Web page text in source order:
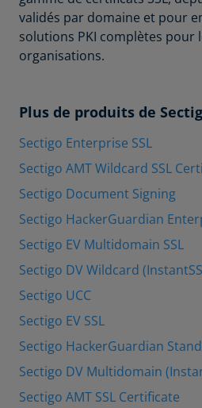
validés par domaine et pour
solutions PKI complètes pour
organisations.
Plus de produits de
Sectigo Enterprise SSL
Sectigo AMT Wildcard SSL
Sectigo Document Signing
Sectigo HackerGuardian
Sectigo EV Multidomain SSL
Sectigo DV Wildcard
Sectigo UCC
Sectigo EV SSL
Sectigo HackerGuardian
Sectigo DV Multidomain
Sectigo AMT SSL Certificate